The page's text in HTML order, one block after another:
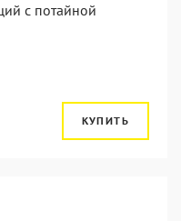
с потайной
КУПИТЬ